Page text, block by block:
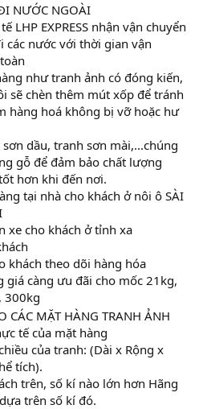
NƯỚC NGOÀI
LHP EXPRESS nhận vận chuyển
các nước với thời gian vận
như tranh ảnh có đóng kiến,
sẽ chèn thêm mút xốp để tránh
hàng hoá không bị vỡ hoặc hư
dầu, tranh sơn mài,...chúng
gỗ để đảm bảo chất lượng
hơn khi đến nơi.
tại nhà cho khách ở nôi ô SÀI
xe cho khách ở tỉnh xa
khách theo dõi hàng hóa
giá càng ưu đãi cho mốc 21kg,
300kg
CÁC MẶT HÀNG TRANH ẢNH
tế của mặt hàng
của tranh: (Dài x Rộng x
tích).
trên, số kí nào lớn hơn Hãng
trên số kí đó.